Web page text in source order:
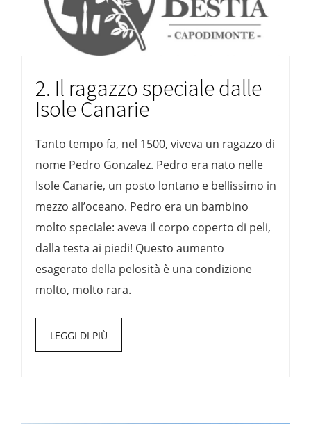
2. Il ragazzo speciale dalle
Isole Canarie
Tanto tempo fa, nel 1500, viveva un ragazzo di
nome Pedro Gonzalez. Pedro era nato nelle
Isole Canarie, un posto lontano e bellissimo in
mezzo all’oceano. Pedro era un bambino
molto speciale: aveva il corpo coperto di peli,
dalla testa ai piedi! Questo aumento
esagerato della pelosità è una condizione
molto, molto rara.
LEGGI DI PIÙ